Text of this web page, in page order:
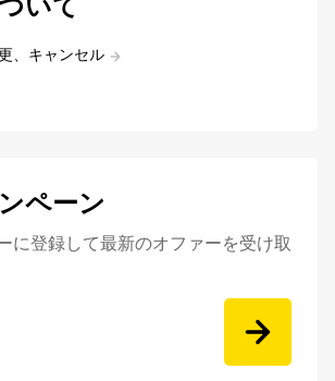
、キャンセル
ペーン
に登録して最新のオファーを受け取